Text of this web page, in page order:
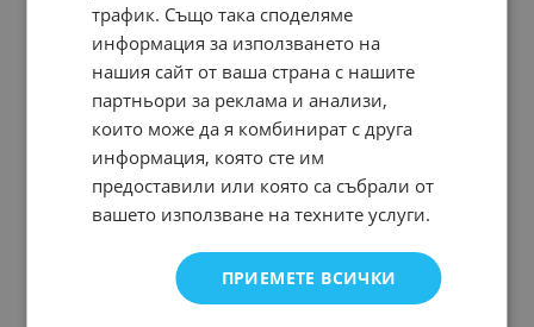
трафик. Също така споделяме
информация за използването на
нашия сайт от ваша страна с нашите
партньори за реклама и анализи,
които може да я комбинират с друга
информация, която сте им
предоставили или която са събрали от
вашето използване на техните услуги.
ПРИЕМЕТЕ ВСИЧКИ